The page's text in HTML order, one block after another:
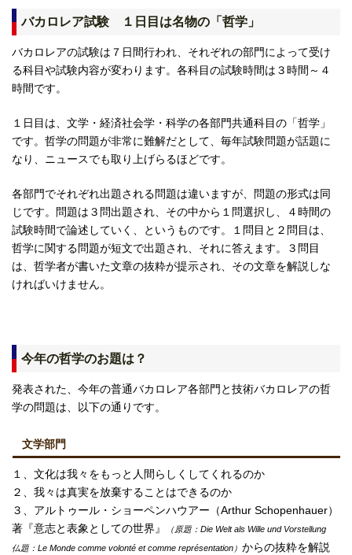
バカロレア試験 １日目は名物の「哲学」
バカロレアの試験は７日間行われ、それぞれの部門によって受け
る科目や試験内容が変わります。各科目の試験時間は３時間～４
時間です。
１日目は、文学・経済社会学・科学の各部門共通科目の「哲学」
です。哲学の問題が非常に難解だとして、毎年試験問題が話題に
なり、ニュースでも取り上げらるほどです。
各部門でそれぞれ出題される問題は違いますが、問題の形式は同
じです。問題は３問出題され、その中から１問選択し、４時間の
試験時間で論述していく、というものです。１問目と２問目は、
哲学に関する問題が短文で出題され、それに答えます。３問目
は、哲学者が書いた文章の抜粋が提示され、その文章を解説しな
ければいけません。
今年の哲学のお題は？
発表された、今年の普通バカロレア各部門と技術バカロレアの哲
学の問題は、以下の通りです。
文学部門
１、文化は我々をもっと人間らしくしてくれるのか
２、我々は真実を放棄することはできるのか
３、アルトゥール・ショーペンハウアー（Arthur Schopenhauer）
著『意志と表象としての世界』
（原題：Die Welt als Wille und Vorstellung
仏題：Le Monde comme volonté et comme représentation） からの抜粋を解説